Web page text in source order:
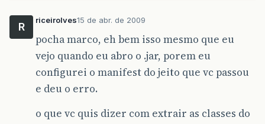
R
riceirolves15 de abr. de 2009
pocha marco, eh bem isso mesmo que eu
vejo quando eu abro o .jar, porem eu
configurei o manifest do jeito que vc passou
e deu o erro.
o que vc quis dizer com extrair as classes do